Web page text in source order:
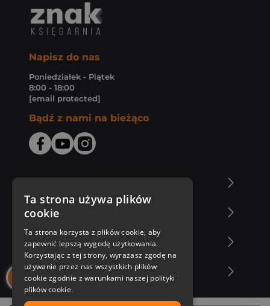
Napisz do nas
Poniedziałek - Piątek
8:00 - 18:00
[email protected]
Bądź z nami na bieżąco
Zakupy u nas
Nasza oferta
Nasi autorzy
Ta strona używa plików
cookie
Ta strona korzysta z plików cookie, aby
zapewnić lepszą wygodę użytkowania.
Korzystając z tej strony, wyrażasz zgodę na
używanie przez nas wszystkich plików
cookie zgodnie z warunkami naszej polityki
plików cookie.